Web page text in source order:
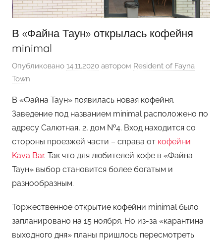
В «Файна Таун» открылась кофейня
minimal
Опубликовано 14.11.2020 автором Resident of Fayna
Town
В «Файна Таун» появилась новая кофейня.
Заведение под названием minimal расположено по
адресу Салютная, 2, дом №4. Вход находится со
стороны проезжей части – справа от кофейни
Kava Bar. Так что для любителей кофе в «Файна
Таун» выбор становится более богатым и
разнообразным.
Торжественное открытие кофейни minimal было
запланировано на 15 ноября. Но из-за «карантина
выходного дня» планы пришлось пересмотреть.